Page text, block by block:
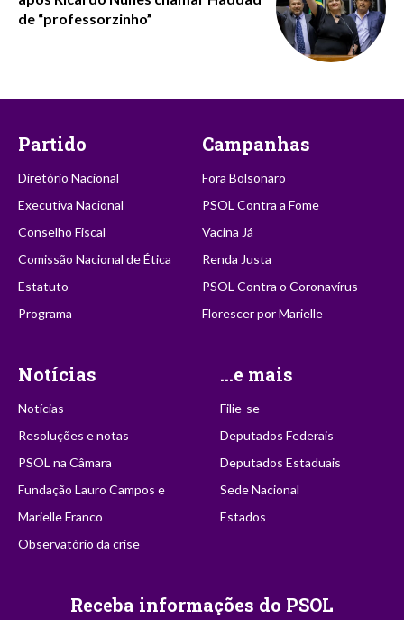
de “professorzinho”
Partido
Diretório Nacional
Executiva Nacional
Conselho Fiscal
Comissão Nacional de Ética
Estatuto
Programa
Campanhas
Fora Bolsonaro
PSOL Contra a Fome
Vacina Já
Renda Justa
PSOL Contra o Coronavírus
Florescer por Marielle
Notícias
Notícias
Resoluções e notas
PSOL na Câmara
Fundação Lauro Campos e
Marielle Franco
Observatório da crise
...e mais
Filie-se
Deputados Federais
Deputados Estaduais
Sede Nacional
Estados
Receba informações do PSOL